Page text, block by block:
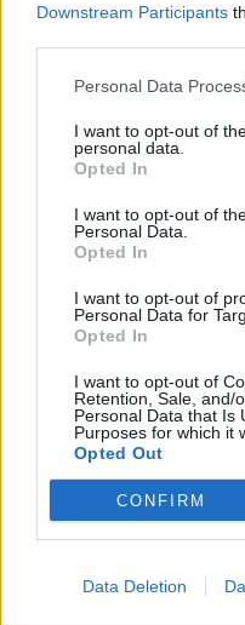
Downstream Participants
Personal Data
I want to opt-out of
personal data.
Opted In
I want to opt-out of
Personal Data.
Opted In
I want to opt-out of
Personal Data for
Opted In
I want to opt-out of
Retention, Sale, and/
Personal Data that Is
Purposes for which it
Opted Out
CONFIRM
Data Deletion
2
9 πράγματα που δεν
λέτε σε έναν
27 Φεβρουαρίου 2026
Πάνω από 100 μωρά
γεννηθεί μέσω
την υποστήριξη της
27 Φεβρουαρίου 2026
πάντα μετά την